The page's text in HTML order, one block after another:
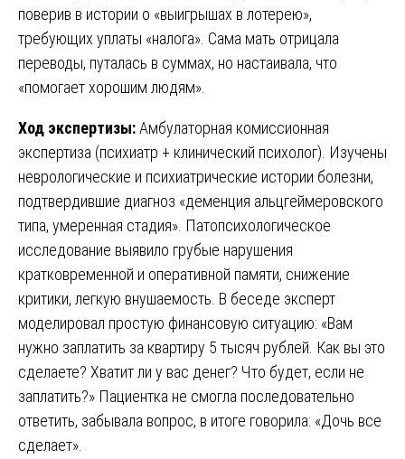
поверив в истории о «выигрышах в лотерею»,
требующих уплаты «налога». Сама мать отрицала
переводы, путалась в суммах, но настаивала, что
«помогает хорошим людям».
Ход экспертизы:Амбулаторная комиссионная
экспертиза (психиатр + клинический психолог). Изучены
неврологические и психиатрические истории болезни,
подтвердившие диагноз «деменция альцгеймеровского
типа, умеренная стадия». Патопсихологическое
исследование выявило грубые нарушения
кратковременной и оперативной памяти, снижение
критики, легкую внушаемость. В беседе эксперт
моделировал простую финансовую ситуацию: «Вам
нужно заплатить за квартиру 5 тысяч рублей. Как вы это
сделаете? Хватит ли у вас денег? Что будет, если не
заплатить?» Пациентка не смогла последовательно
ответить, забывала вопрос, в итоге говорила: «Дочь все
сделает».